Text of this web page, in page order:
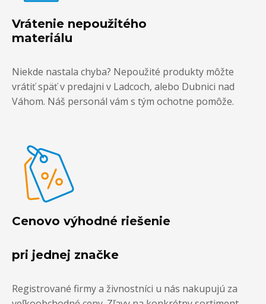
Vrátenie nepoužitého
materiálu
Niekde nastala chyba? Nepoužité produkty môžte
vrátiť späť v predajni v Ladcoch, alebo Dubnici nad
Váhom. Náš personál vám s tým ochotne pomôže.
Cenovo výhodné riešenie
pri jednej značke
Registrované firmy a živnostníci u nás nakupujú za